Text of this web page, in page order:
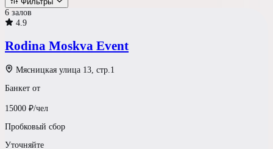
Где проводим?
Формат площадки
Светлый Лофт
Шатер у воды
6 залов
4.9
Rodina Moskva Event
Мясницкая улица 13, стр.1
Банкет от
15000 ₽/чел
Пробковый сбор
Уточняйте